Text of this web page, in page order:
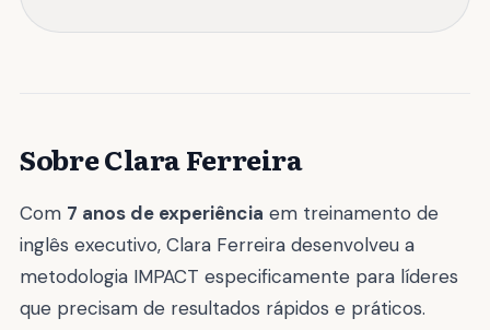
Sobre Clara Ferreira
Com 7 anos de experiência em treinamento de
inglês executivo, Clara Ferreira desenvolveu a
metodologia IMPACT especificamente para líderes
que precisam de resultados rápidos e práticos.